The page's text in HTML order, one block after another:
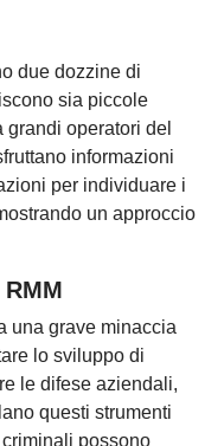
due dozzine di
sia piccole
operatori del
informazioni
per individuare i
un approccio
una grave minaccia
lo sviluppo di
le difese aziendali,
questi strumenti
possono